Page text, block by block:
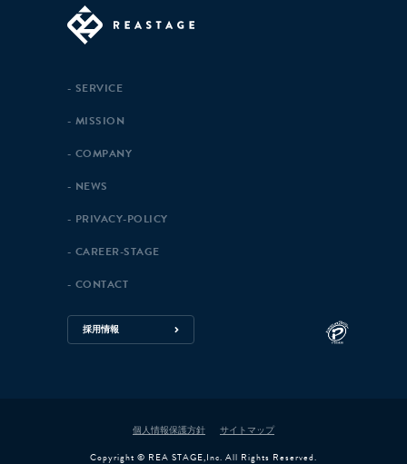
SERVICE
MISSION
COMPANY
NEWS
PRIVACY-POLICY
CAREER-STAGE
CONTACT
採用情報
個人情報保護方針
サイトマップ
Copyright © REA STAGE,Inc. All Rights Reserved.